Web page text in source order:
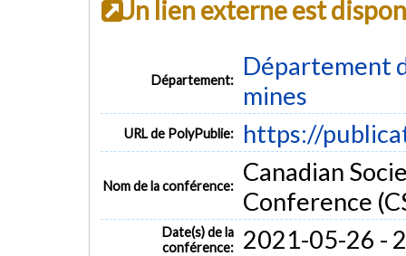
Un lien externe est
Département:
Département
mines
URL de PolyPublie: https://
Nom de la conférence:
Canadian
Conference
Date(s) de la
conférence:
2021-05-26 -